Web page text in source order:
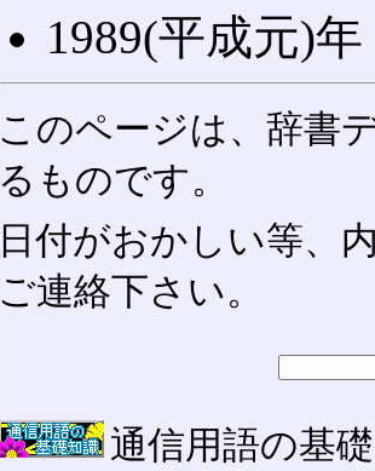
1989(平成元)
このページは、辞書
るものです。
日付がおかしい等、
ご連絡下さい。
通信用語の基